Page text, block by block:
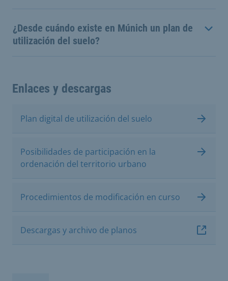
¿Desde cuándo existe en Múnich un plan de
utilización del suelo?
Enlaces y descargas
Plan digital de utilización del suelo
Posibilidades de participación en la
ordenación del territorio urbano
Procedimientos de modificación en curso
Descargas y archivo de planos